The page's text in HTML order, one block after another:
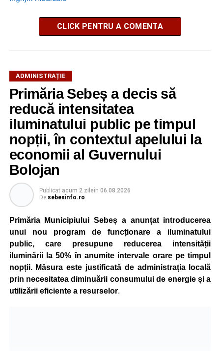
CLICK PENTRU A COMENTA
ADMINISTRAȚIE
Primăria Sebeș a decis să
reducă intensitatea
iluminatului public pe timpul
nopții, în contextul apelului la
economii al Guvernului
Bolojan
Publicat acum 2 zileîn 06.08.2026
De sebesinfo.ro
Primăria Municipiului Sebeș a anunțat introducerea
unui nou program de funcționare a iluminatului
public, care presupune reducerea intensității
iluminării la 50% în anumite intervale orare pe timpul
nopții. Măsura este justificată de administrația locală
prin necesitatea diminuării consumului de energie și a
utilizării eficiente a resurselor.